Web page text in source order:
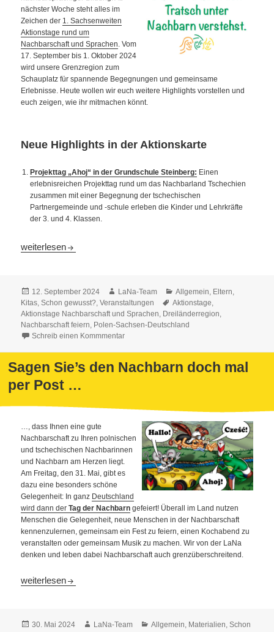
nächster Woche steht alles im
Zeichen der 1. Sachsenweiten
Aktionstage rund um
Nachbarschaft und Sprachen. Vom
17. September bis 1. Oktober 2024
wird unsere Grenzregion zum
Schauplatz für spannende Begegnungen und gemeinsame
Erlebnisse. Heute wollen wir euch weitere Highlights vorstellen und
euch zeigen, wie ihr mitmachen könnt.
Neue Highlights in der Aktionskarte
Projekttag „Ahoj“ in der Grundschule Steinberg: Einen
erlebnisreichen Projekttag rund um das Nachbarland Tschechien
zusammen mit einer Begegnung der tschechischen
Partnergemeinde und -schule erleben die Kinder und Lehrkräfte
der 3. und 4. Klassen.
Abenteuer Nachbarschaft: Damit du auch den Tratsch unter
weiterlesen
Veröffentlicht
am
12. September 2024 Autor
LaNa-Team Kategorien
Allgemein Eltern
Kitas ,Schon gewusst? ,Veranstaltungen Schlagwörter
Aktionstage
Aktionstage Nachbarschaft und Sprachen Dreiländerregion
Nachbarschaft feiern Polen-Sachsen-Deutschland
Schreib einen Kommmentar
Sagen Sie’s den Nachbarn doch mal
per Post …
…, dass Ihnen eine gute
Nachbarschaft zu Ihren polnischen
und tschechischen Nachbarinnen
und Nachbarn am Herzen liegt.
Am Freitag, den 31. Mai, gibt es
dazu eine besonders schöne
Gelegenheit: In ganz Deutschland
wird dann derTag der Nachbarn gefeiert! Überall im Land nutzen
Menschen die Gelegenheit, neue Menschen in der Nachbarschaft
kennenzulernen, gemeinsam ein Fest zu feiern, einen Kochabend zu
veranstalten oder gemeinsam Musik zu machen. Wir von der LaNa
denken und leben dabei Nachbarschaft auch grenzüberschreitend.
Sagen Sie’s den Nachbarn doch mal per Post …
weiterlesen
Veröffentlicht
30. Mai 2024 Autor
LaNa-Team Kategorien
Allgemein, Materialien,Schon